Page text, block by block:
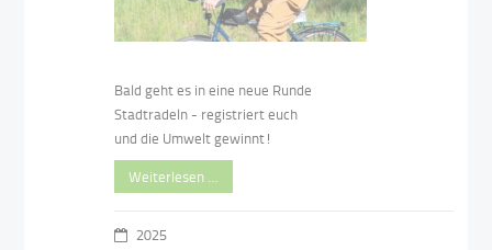
Bald geht es in eine neue Runde
Stadtradeln - registriert euch
und die Umwelt gewinnt!
Weiterlesen …
2025